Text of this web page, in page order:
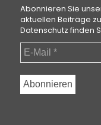
Abonnieren Sie
aktuellen Beiträge
Datenschutz finden